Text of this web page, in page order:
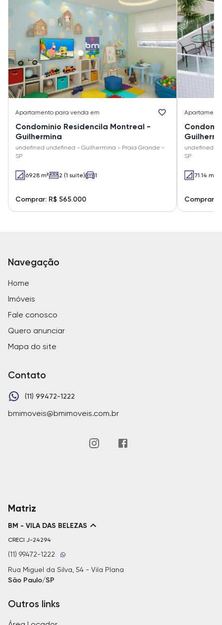
Apartamento para venda em
Condominio Residencila Montreal -
Guilhermina
undefined undefined - Guilhermina - Praia Grande -
SP
69.28 m² 2 (1 suíte) 1
Comprar: R$ 565.000
Condominio
undefined
SP
71.14 m²
Comprar:
Navegação
Home
Imóveis
Fale conosco
Quero anunciar
Mapa do site
Contato
(11) 99472-1222
bmimoveis@bmimoveis.com.br
Matriz
BM - VILA DAS BELEZAS
CRECI J-24294
(11) 99472-1222
Rua Miguel da Silva, 54 - Vila Plana
São Paulo/SP
Outros links